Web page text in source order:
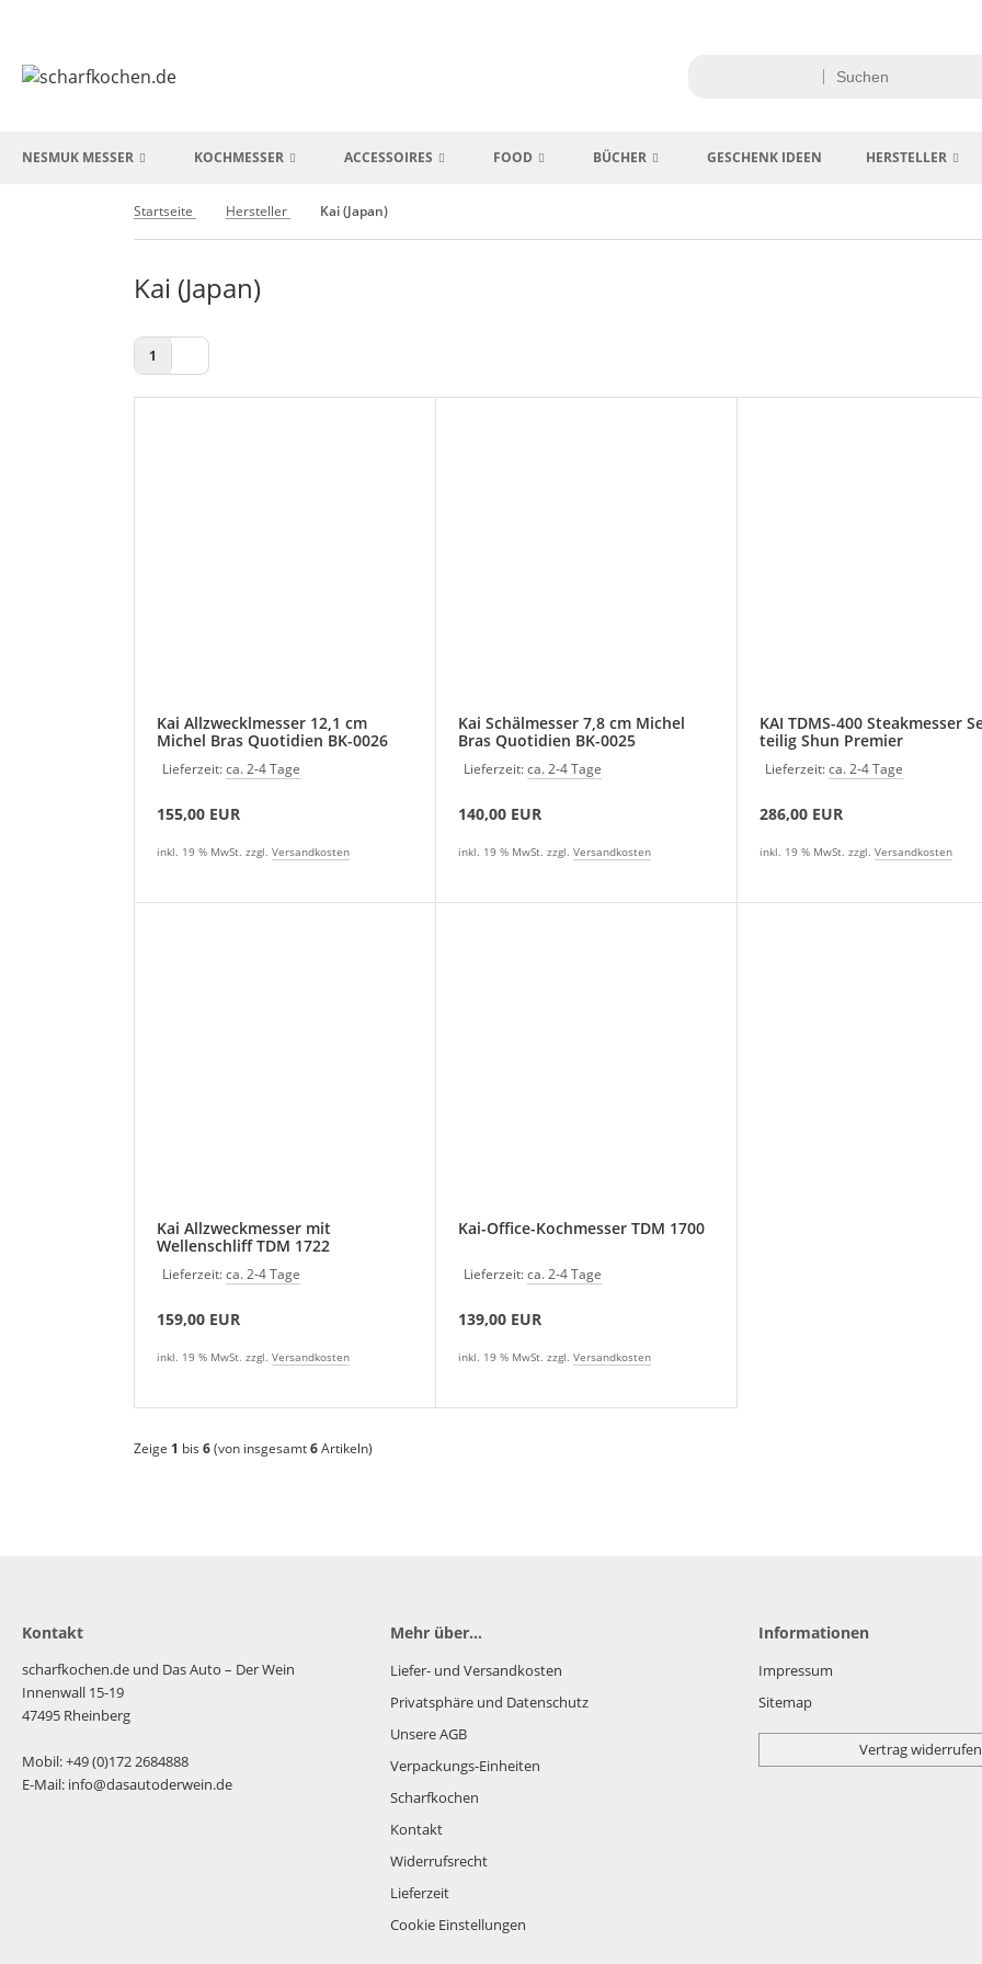
NESMUK MESSER KOCHMESSER ACCESSOIRES FOOD BÜCHER GESCHENK IDEEN HERSTELLER
Startseite Hersteller Kai (Japan)
Kai (Japan)
1
Kai Allzwecklmesser 12,1 cm
Michel Bras Quotidien BK-0026
Lieferzeit:ca. 2-4 Tage
155,00 EUR
inkl. 19 % MwSt. zzgl. Versandkosten
Kai Schälmesser 7,8 cm Michel
Bras Quotidien BK-0025
Lieferzeit:ca. 2-4 Tage
140,00 EUR
inkl. 19 % MwSt. zzgl. Versandkosten
KAI TDMS-400 Steakmesser Set 2
teilig Shun Premier
Lieferzeit:ca. 2-4 Tage
286,00 EUR
inkl. 19 % MwSt. zzgl. Versandkosten
Kai Allzweckmesser mit
Wellenschliff TDM 1722
Lieferzeit:ca. 2-4 Tage
159,00 EUR
inkl. 19 % MwSt. zzgl. Versandkosten
Kai-Office-Kochmesser TDM 1700
Lieferzeit:ca. 2-4 Tage
139,00 EUR
inkl. 19 % MwSt. zzgl. Versandkosten
Zeige 1 bis 6(von insgesamt6Artikeln)
Kontakt
scharfkochen.de und Das Auto – Der Wein
Innenwall 15-19
47495 Rheinberg
Mobil: +49 (0)172 2684888
E-Mail: info@dasautoderwein.de
Mehr über...
Liefer- und Versandkosten
Privatsphäre und Datenschutz
Unsere AGB
Verpackungs-Einheiten
Scharfkochen
Kontakt
Widerrufsrecht
Lieferzeit
Cookie Einstellungen
Informationen
Impressum
Sitemap
Vertrag widerrufen